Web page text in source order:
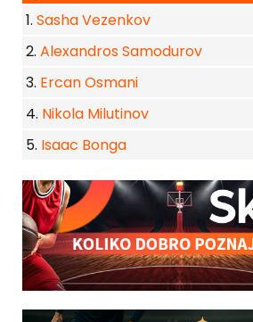
1. Sasha Vezenkov
2. Alexandros Samodurov
3. Ercan Osmani
4. Nikola Milutinov
5. Isaac Bonga